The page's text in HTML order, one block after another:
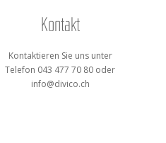
Kon­takt
Kon­tak­tie­ren Sie uns unter
Tele­fon 043 477 70 80 oder
info@divico.ch